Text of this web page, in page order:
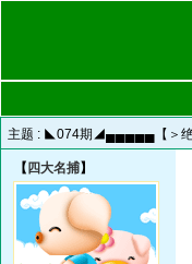
主题 : ◣074期◢▄▄▄▄▄【＞绝
【 四大名捕】